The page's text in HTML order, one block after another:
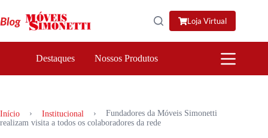
para
o
Loja Virtual
Destaques Nossos Produtos
Início › Institucional ›
Fundadores da Móveis Simonetti
realizam visita a todos os colaboradores da rede